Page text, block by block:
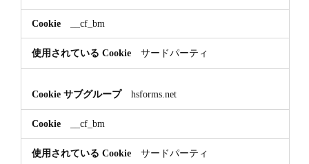
__cf_bm
サードパーティ
hsforms.net
__cf_bm
サードパーティ